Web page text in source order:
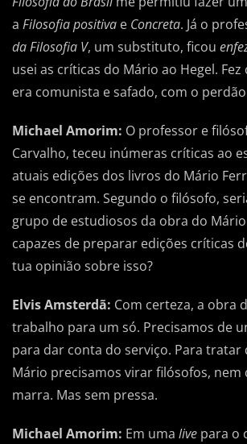
a Filosofia positiva e Concreta. Já o
da Filosofia V, um substituto, ficou
usei as críticas do Mário ao Hegel.
era comunista e safado, com o
Michael Amorim: O professor e
Carvalho, teceu inúmeras críticas ao
atuais edições dos livros do Mário
se encontram. Segundo o filósofo,
grupo de estudiosos da obra do
capazes de preparar edições críticas
tua opinião sobre isso?
Elvis Amsterdã: Com certeza, a obra
trabalho para um só. Precisamos de
para dar conta do serviço. Para tratar
Mário precisamos virar filósofos, nem
marra. Mas sem pressa.
Michael Amorim: Em uma live para o